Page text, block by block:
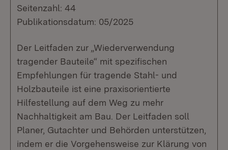
Seitenzahl: 44
Publikationsdatum: 05/2025
Der Leitfaden zur „Wiederverwendung
tragender Bauteile“ mit spezifischen
Empfehlungen für tragende Stahl- und
Holzbauteile ist eine praxisorientierte
Hilfestellung auf dem Weg zu mehr
Nachhaltigkeit am Bau. Der Leitfaden soll
Planer, Gutachter und Behörden unterstützen,
indem er die Vorgehensweise zur Klärung von